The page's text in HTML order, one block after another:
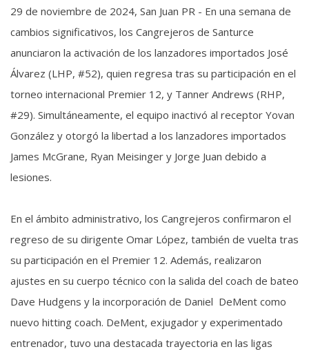
29 de noviembre de 2024, San Juan PR - En una semana de
cambios significativos, los Cangrejeros de Santurce
anunciaron la activación de los lanzadores importados José
Álvarez (LHP, #52), quien regresa tras su participación en el
torneo internacional Premier 12, y Tanner Andrews (RHP,
#29). Simultáneamente, el equipo inactivó al receptor Yovan
González y otorgó la libertad a los lanzadores importados
James McGrane, Ryan Meisinger y Jorge Juan debido a
lesiones.
En el ámbito administrativo, los Cangrejeros confirmaron el
regreso de su dirigente Omar López, también de vuelta tras
su participación en el Premier 12. Además, realizaron
ajustes en su cuerpo técnico con la salida del coach de bateo
Dave Hudgens y la incorporación de Daniel DeMent como
nuevo hitting coach. DeMent, exjugador y experimentado
entrenador, tuvo una destacada trayectoria en las ligas